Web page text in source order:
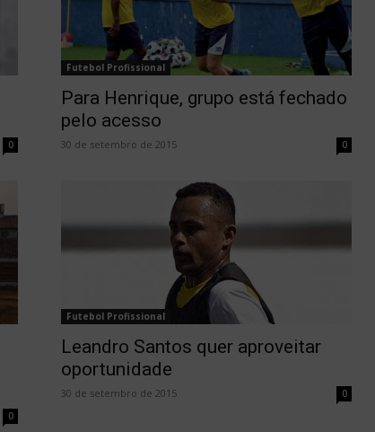
0
Futebol Profissional
Para Henrique, grupo está fechado
pelo acesso
30 de setembro de 2015 0
0
Futebol Profissional
Leandro Santos quer aproveitar
oportunidade
30 de setembro de 2015 0